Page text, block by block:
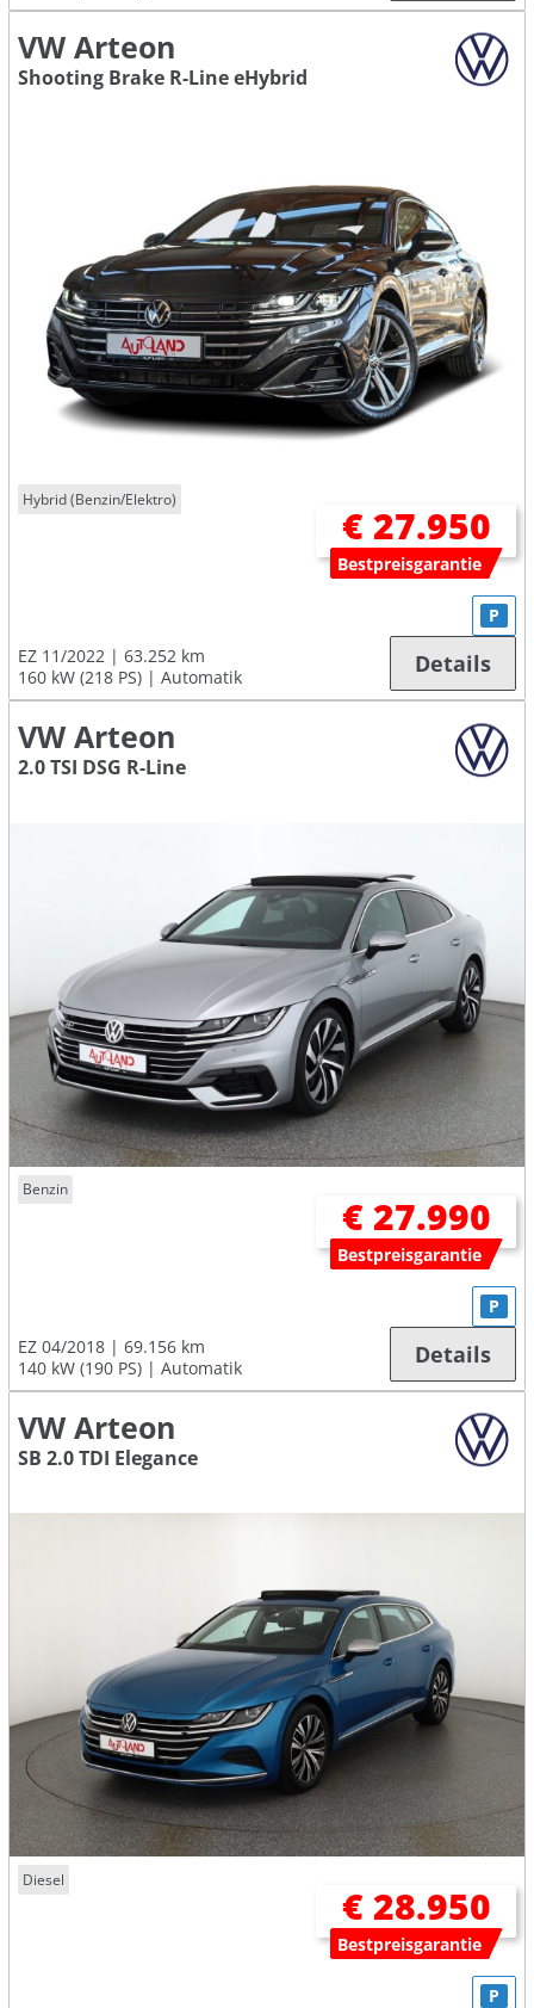
VW Arteon
Shooting Brake R-Line eHybrid
Hybrid (Benzin/Elektro)
€ 27.950
Bestpreisgarantie
EZ 11/2022
63.252 km
160 kW (218 PS)
Automatik
P
Details
VW Arteon
2.0 TSI DSG R-Line
Benzin
€ 27.990
Bestpreisgarantie
EZ 04/2018
69.156 km
140 kW (190 PS)
Automatik
P
Details
VW Arteon
SB 2.0 TDI Elegance
Diesel
€ 28.950
Bestpreisgarantie
P